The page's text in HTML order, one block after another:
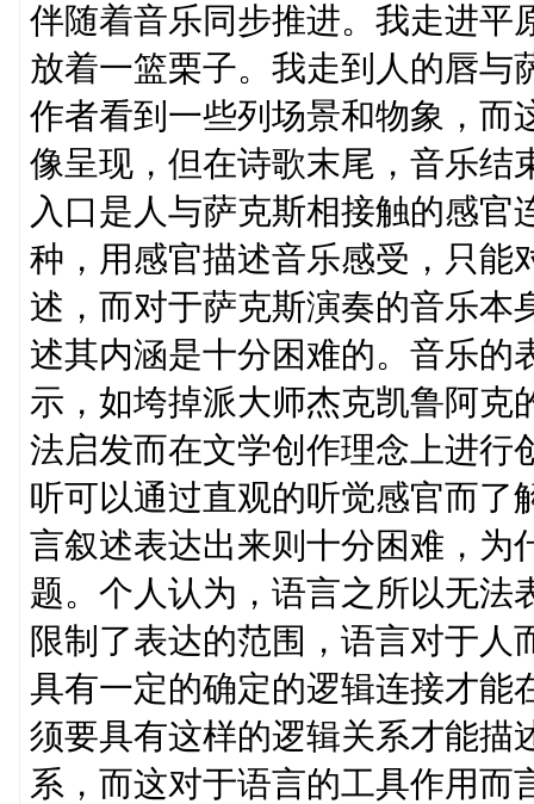
伴随着音乐同步推进。我走进平
放着一篮栗子。我走到人的唇与
作者看到一些列场景和物象，而
像呈现，但在诗歌末尾，音乐结
入口是人与萨克斯相接触的感
种，用感官描述音乐感受，只能
述，而对于萨克斯演奏的音乐本
述其内涵是十分困难的。音乐的
示，如垮掉派大师杰克凯鲁阿克
法启发而在文学创作理念上进行
听可以通过直观的听觉感官而了
言叙述表达出来则十分困难，为
题。个人认为，语言之所以无法
限制了表达的范围，语言对于人
具有一定的确定的逻辑连接才能
须要具有这样的逻辑关系才能描
系，而这对于语言的工具作用而